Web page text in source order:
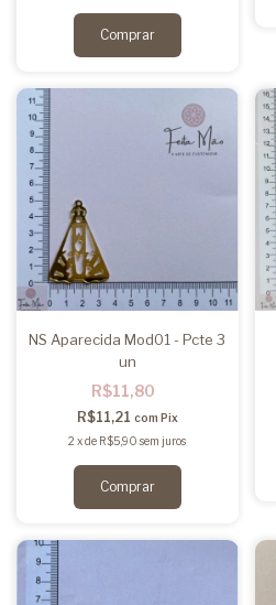
NS Aparecida Mod01 - Pcte 3
un
R$11,80
R$11,21 com Pix
2 xde R$5,90 sem juros